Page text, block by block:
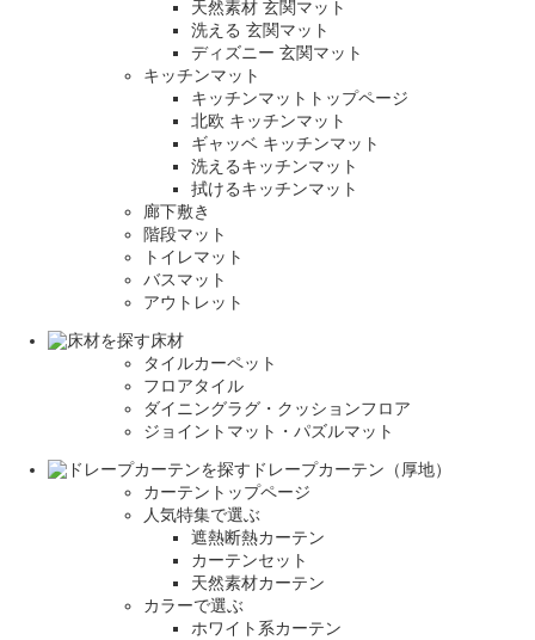
天然素材 玄関マット
洗える 玄関マット
ディズニー 玄関マット
キッチンマット
キッチンマットトップページ
北欧 キッチンマット
ギャッベ キッチンマット
洗えるキッチンマット
拭けるキッチンマット
廊下敷き
階段マット
トイレマット
バスマット
アウトレット
床材
タイルカーペット
フロアタイル
ダイニングラグ・クッションフロア
ジョイントマット・パズルマット
ドレープカーテン（厚地）
カーテントップページ
人気特集で選ぶ
遮熱断熱カーテン
カーテンセット
天然素材カーテン
カラーで選ぶ
ホワイト系カーテン